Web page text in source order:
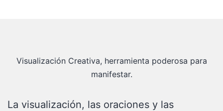
Visualización Creativa, herramienta poderosa para
manifestar.
La visualización, las oraciones y las